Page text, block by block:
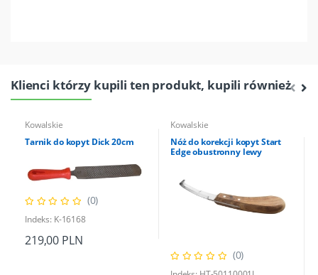
Klienci którzy kupili ten produkt, kupili również
Kowalskie
Tarnik do kopyt Dick 20cm
(0)
Indeks: K-16168
219,00 PLN
Kowalskie
Nóż do korekcji kopyt Start
Edge obustronny lewy
(0)